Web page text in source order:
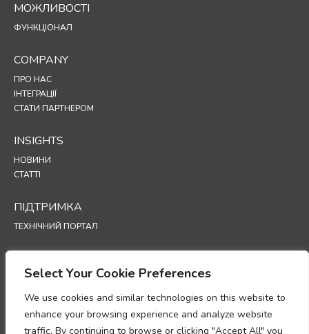
Select Your Cookie Preferences
We use cookies and similar technologies on this website to
enhance your browsing experience and analyze website
traffic. By continuing to browse or clicking "Accept All" you
МОЖЛИВОСТІ
ФУНКЦІОНАЛ
COMPANY
ПРО НАС
ІНТЕГРАЦІЇ
СТАТИ ПАРТНЕРОМ
INSIGHTS
НОВИНИ
СТАТТІ
ПІДТРИМКА
ТЕХНІЧНИЙ ПОРТАЛ
ПОЛІТИКА КОНФІДЕНЦІЙНОСТІ
ПОЛІТИКА ВИКОРИСТАННЯ ФАЙЛІВ COOKIE
ПЕРСОНАЛЬНИХ ДАНИХ